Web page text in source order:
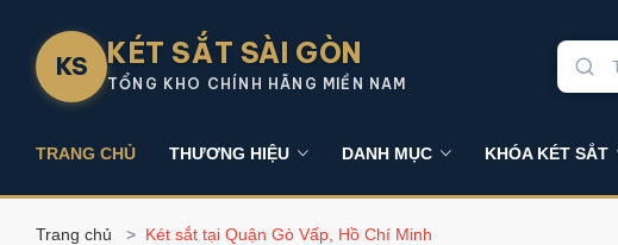
KS KÉT SẮT SÀI GÒN
TỔNG KHO CHÍNH HÃNG MIỀN NAM
TRANG CHỦ THƯƠNG HIỆU DANH MỤC KHÓA KÉT SẮT
Trang chủ Két sắt tại Quận Gò Vấp, Hồ Chí Minh